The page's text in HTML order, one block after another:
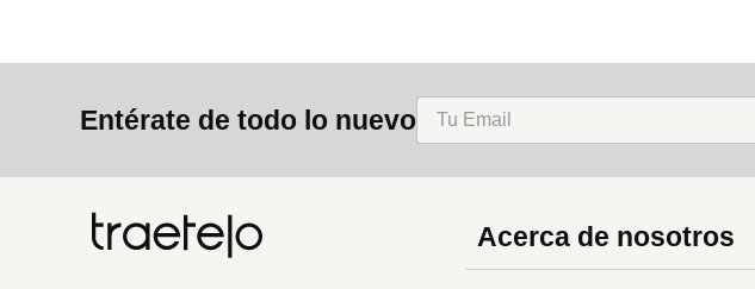
Entérate de todo lo nuevo
Acerca de nosotros